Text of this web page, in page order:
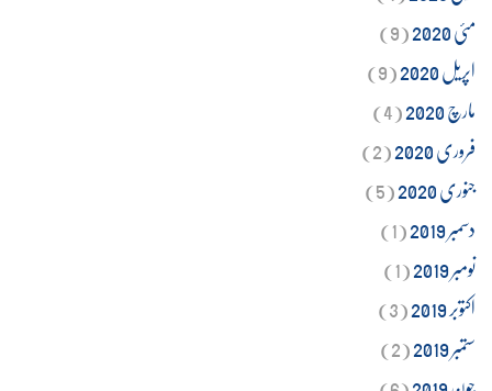
مئی 2020
(9)
اپریل 2020
(9)
مارچ 2020
(4)
فروری 2020
(2)
جنوری 2020
(5)
دسمبر 2019
(1)
نومبر 2019
(1)
اکتوبر 2019
(3)
ستمبر 2019
(2)